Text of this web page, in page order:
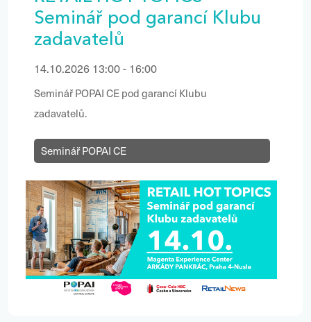
Seminář pod garancí Klubu
zadavatelů
14.10.2026 13:00 - 16:00
Seminář POPAI CE pod garancí Klubu
zadavatelů.
Seminář POPAI CE